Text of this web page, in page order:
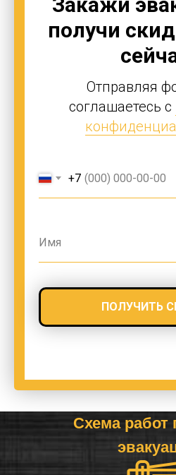
получи
Отправляя
соглашаетесь с
+7
ПОЛУЧИТЬ
Схема работ